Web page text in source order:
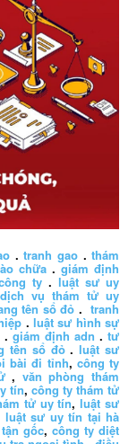
.tranh gao .thám
chữa . giám định
ty. luật sư uy
dịch vụ thám tử uy
tên sổ đỏ .tranh
.luật sư hình sự
.giám định adn .tư
tên sổ đỏ.luật sư
bài đi tỉnh, công ty
, văn phòng thám
tín, công ty thám tử
tử uy tín,luật sư
luật sư uy tín tại hà
gốc, công ty diệt